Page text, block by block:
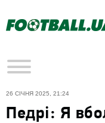
26 СІЧНЯ 2025, 21:24
Педрі: Я